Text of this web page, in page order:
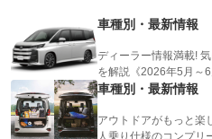
車種別・最新情報
ディーラー情報満載!
を解説《2026年5月～
車種別・最新情報
アウトドアがもっと楽
人乗り仕様のコンプリ